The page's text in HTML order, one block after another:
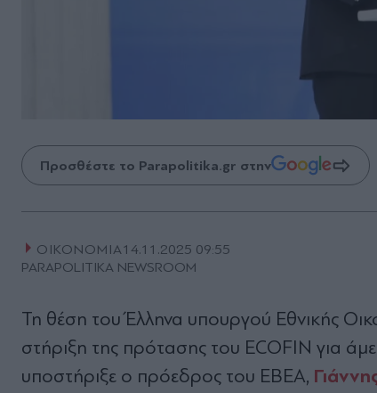
Προσθέστε το Parapolitika.gr στην
ΟΙΚΟΝΟΜΙΑ14.11.2025 09:55
PARAPOLITIKA NEWSROOM
Τη θέση του Έλληνα υπουργού Εθνικής
στήριξη της πρότασης του ECOFIN για
υποστήριξε ο πρόεδρος του ΕΒΕΑ,